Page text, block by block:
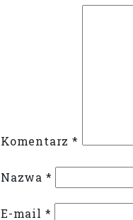
Komentarz*
Nazwa *
E-mail *